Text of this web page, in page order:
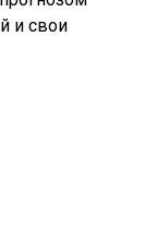
и свои